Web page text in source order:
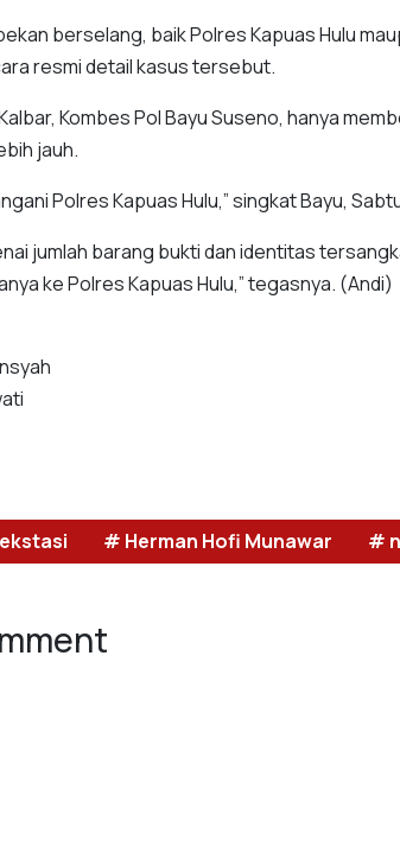
berselang, baik Polres Kapuas Hulu
resmi detail kasus tersebut.
Kombes Pol Bayu Suseno, hanya
jauh.
Polres Kapuas Hulu,” singkat Bayu,
jumlah barang bukti dan identitas
ke Polres Kapuas Hulu,” tegasnya. (Andi)
# Herman Hofi Munawar #